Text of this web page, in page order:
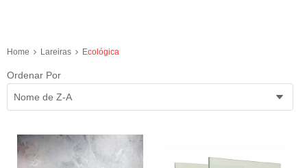
Home Lareiras Ecológica
Ordenar Por
Nome de Z-A